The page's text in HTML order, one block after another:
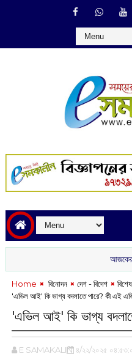
আজকের রাশিফল :‌
Home ‌ বিনোদন দেশ - বিদেশ
‌'‌এভিল আই' কি ভাগ্য বদলাতে পারে? কী এই
‌'‌এভিল আই' কি ভাগ্য
E SAMAKALIN ৪/২২/২০২৫